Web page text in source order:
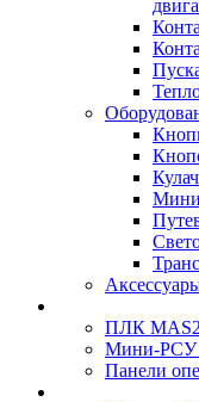
ПЛК
Мини-РСУ
Панели